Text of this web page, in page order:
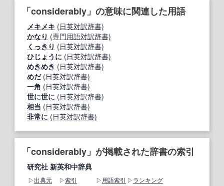
「considerably」の意味に関連した用語
メキメキ (日英対訳辞書)
かなり (専門用語対訳辞書)
くっきり (日英対訳辞書)
ひじょうに (日英対訳辞書)
めきめき (日英対訳辞書)
めだ (日英対訳辞書)
一角 (日英対訳辞書)
世に世に (日英対訳辞書)
相当 (日英対訳辞書)
非常に (日英対訳辞書)
「considerably」が掲載された辞書の索引
研究社 新英和中辞典
出典元 索引 用語索引
ランキング